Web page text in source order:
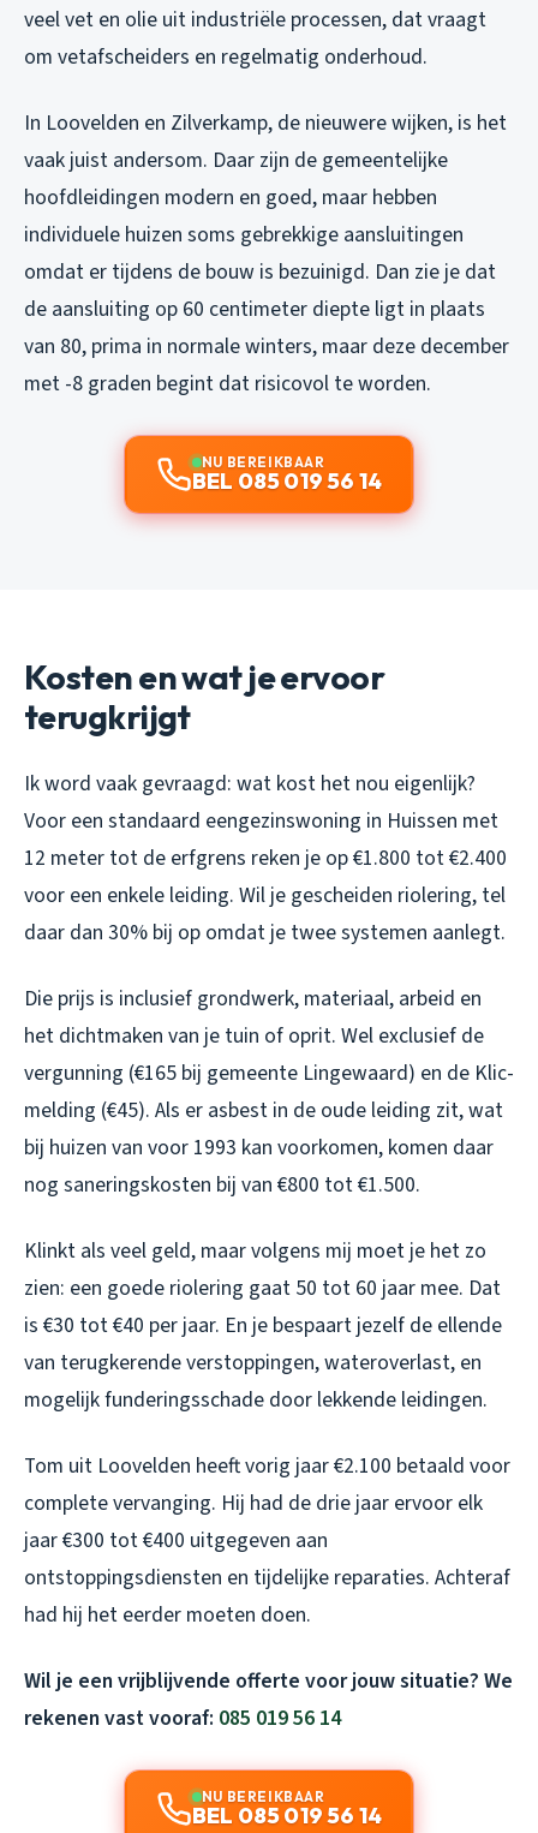
veel vet en olie uit industriële processen, dat vraagt
om vetafscheiders en regelmatig onderhoud.
In Loovelden en Zilverkamp, de nieuwere wijken, is het
vaak juist andersom. Daar zijn de gemeentelijke
hoofdleidingen modern en goed, maar hebben
individuele huizen soms gebrekkige aansluitingen
omdat er tijdens de bouw is bezuinigd. Dan zie je dat
de aansluiting op 60 centimeter diepte ligt in plaats
van 80, prima in normale winters, maar deze december
met -8 graden begint dat risicovol te worden.
NU BEREIKBAAR
BEL 085 019 56 14
Kosten en wat je ervoor
terugkrijgt
Ik word vaak gevraagd: wat kost het nou eigenlijk?
Voor een standaard eengezinswoning in Huissen met
12 meter tot de erfgrens reken je op €1.800 tot €2.400
voor een enkele leiding. Wil je gescheiden riolering, tel
daar dan 30% bij op omdat je twee systemen aanlegt.
Die prijs is inclusief grondwerk, materiaal, arbeid en
het dichtmaken van je tuin of oprit. Wel exclusief de
vergunning (€165 bij gemeente Lingewaard) en de Klic-
melding (€45). Als er asbest in de oude leiding zit, wat
bij huizen van voor 1993 kan voorkomen, komen daar
nog saneringskosten bij van €800 tot €1.500.
Klinkt als veel geld, maar volgens mij moet je het zo
zien: een goede riolering gaat 50 tot 60 jaar mee. Dat
is €30 tot €40 per jaar. En je bespaart jezelf de ellende
van terugkerende verstoppingen, wateroverlast, en
mogelijk funderingsschade door lekkende leidingen.
Tom uit Loovelden heeft vorig jaar €2.100 betaald voor
complete vervanging. Hij had de drie jaar ervoor elk
jaar €300 tot €400 uitgegeven aan
ontstoppingsdiensten en tijdelijke reparaties. Achteraf
had hij het eerder moeten doen.
Wil je een vrijblijvende offerte voor jouw situatie? We
rekenen vast vooraf: 085 019 56 14
NU BEREIKBAAR
BEL 085 019 56 14